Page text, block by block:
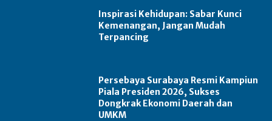
Inspirasi Kehidupan: Sabar Kunci
Kemenangan, Jangan Mudah
Terpancing
Persebaya Surabaya Resmi Kampiun
Piala Presiden 2026, Sukses
Dongkrak Ekonomi Daerah dan
UMKM